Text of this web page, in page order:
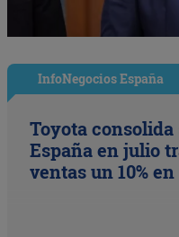
InfoNegocios España
Toyota
España en julio
ventas un 10% en